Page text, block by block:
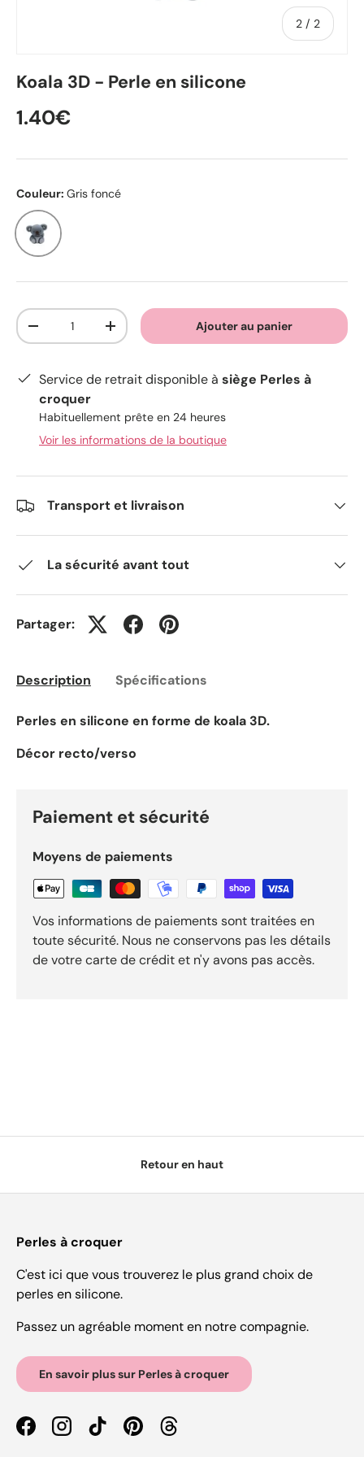
2 / de
2
Koala 3D - Perle en silicone
1.40€
Couleur: Gris foncé
Gris foncé
Qté
-
+ Ajouter au panier
Service de retrait disponible à siège Perles à
croquer
Habituellement prête en 24 heures
Voir les informations de la boutique
Transport et livraison
La sécurité avant tout
Partager:
Description Spécifications
Perles en silicone en forme de koala 3D.
Décor recto/verso
Paiement et sécurité
Moyens de paiements
Vos informations de paiements sont traitées en
toute sécurité. Nous ne conservons pas les détails
de votre carte de crédit et n'y avons pas accès.
Retour en haut
Perles à croquer
C'est ici que vous trouverez le plus grand choix de
perles en silicone.
Passez un agréable moment en notre compagnie.
En savoir plus sur Perles à croquer
FacebookInstagramTikTokPinterestThreads